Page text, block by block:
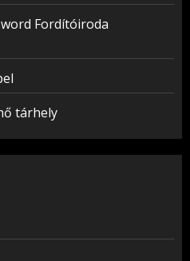
Fordítóiroda
tárhely